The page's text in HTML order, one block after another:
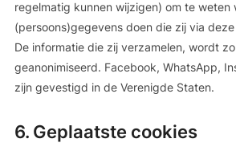
regelmatig kunnen wijzigen) om te weten
(persoons)gegevens doen die zij via
De informatie die zij verzamelen, wordt
geanonimiseerd. Facebook, WhatsApp,
zijn gevestigd in de Verenigde Staten.
6. Geplaatste cookies